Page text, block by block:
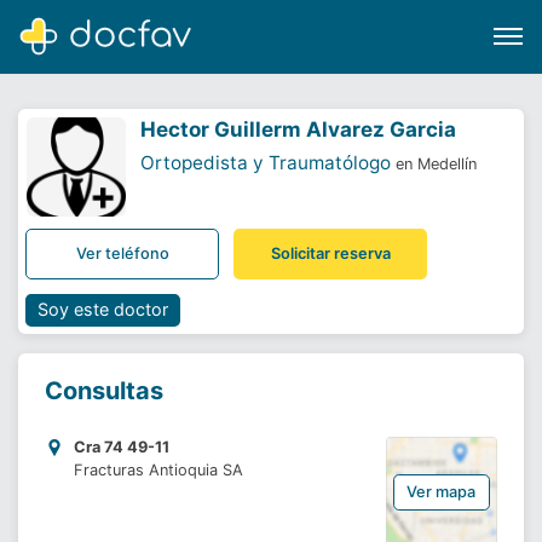
Software para clínicas
¿Eres un doctor?
Hector Guillerm Alvarez Garcia
Ortopedista y Traumatólogo en Medellín
Ver teléfono Solicitar reserva
Soy este doctor
Consultas
Cra 74 49-11
Fracturas Antioquia SA
Ver mapa